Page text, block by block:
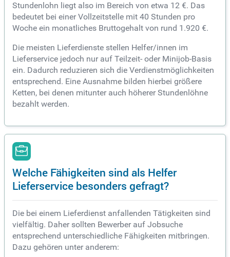
Stundenlohn liegt also im Bereich von etwa 12 €. Das
bedeutet bei einer Vollzeitstelle mit 40 Stunden pro
Woche ein monatliches Bruttogehalt von rund 1.920 €.
Die meisten Lieferdienste stellen Helfer/innen im
Lieferservice jedoch nur auf Teilzeit- oder Minijob-Basis
ein. Dadurch reduzieren sich die Verdienstmöglichkeiten
entsprechend. Eine Ausnahme bilden hierbei größere
Ketten, bei denen mitunter auch höherer Stundenlöhne
bezahlt werden.
Welche Fähigkeiten sind als Helfer
Lieferservice besonders gefragt?
Die bei einem Lieferdienst anfallenden Tätigkeiten sind
vielfältig. Daher sollten Bewerber auf Jobsuche
entsprechend unterschiedliche Fähigkeiten mitbringen.
Dazu gehören unter anderem: